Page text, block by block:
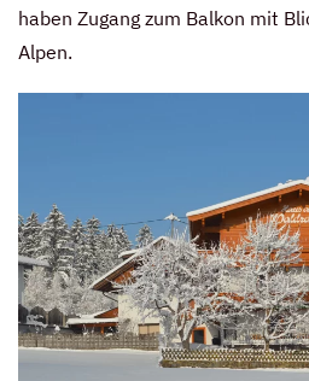
haben Zugang zum Balkon mit
Alpen.